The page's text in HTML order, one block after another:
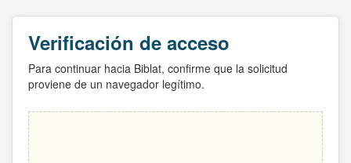
Verificación de acceso
Para continuar hacia Biblat, confirme que la solicitud
proviene de un navegador legítimo.